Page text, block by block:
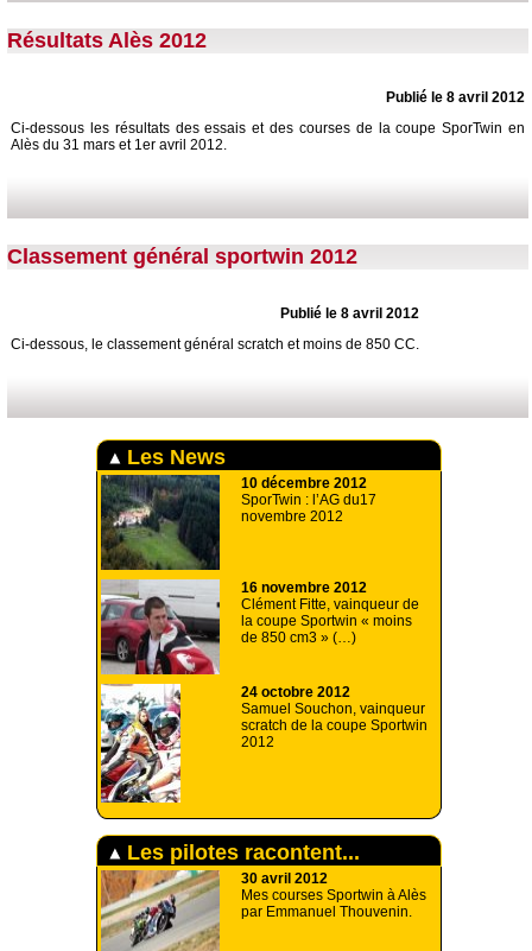
Résultats Alès 2012
Publié le 8 avril 2012
Ci-dessous les résultats des essais et des courses de la coupe SporTwin en
Alès du 31 mars et 1er avril 2012.
Classement général sportwin 2012
Publié le 8 avril 2012
Ci-dessous, le classement général scratch et moins de 850 CC.
Les News
10 décembre 2012
SporTwin : l’AG du17
novembre 2012
16 novembre 2012
Clément Fitte, vainqueur de
la coupe Sportwin « moins
de 850 cm3 » (…)
24 octobre 2012
Samuel Souchon, vainqueur
scratch de la coupe Sportwin
2012
Les pilotes racontent...
30 avril 2012
Mes courses Sportwin à Alès
par Emmanuel Thouvenin.